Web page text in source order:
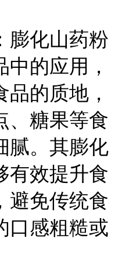
膨化山药粉
的应用，
的质地，
、糖果等食
腻。其膨化
有效提升食
避免传统食
口感粗糙或